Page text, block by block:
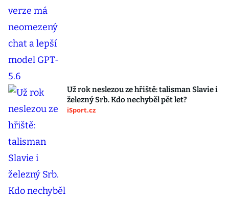
Už rok neslezou ze hřiště: talisman Slavie i
železný Srb. Kdo nechyběl pět let?
iSport.cz